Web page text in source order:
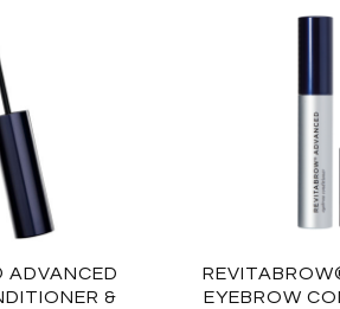
ADVANCED
&
EYEBROW